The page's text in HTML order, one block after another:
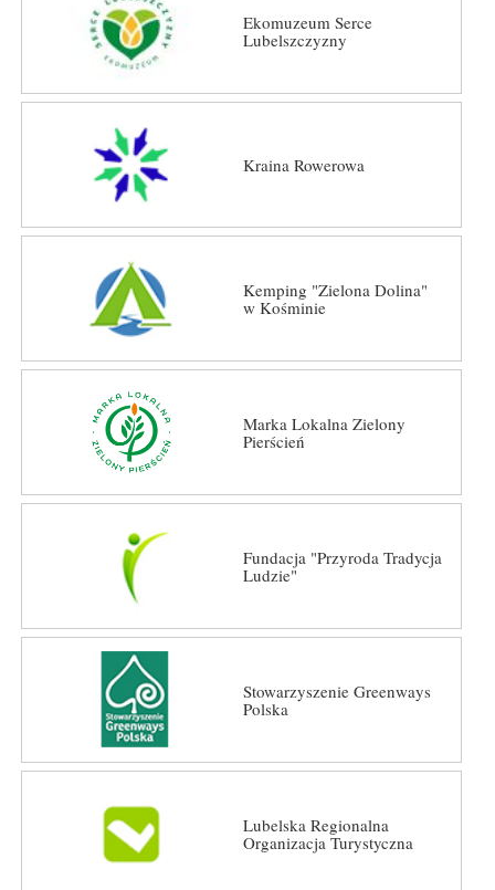
Ekomuzeum Serce
Lubelszczyzny
Kraina Rowerowa
Kemping "Zielona Dolina"
w Kośminie
Marka Lokalna Zielony
Pierścień
Fundacja "Przyroda Tradycja
Ludzie"
Stowarzyszenie Greenways
Polska
Lubelska Regionalna
Organizacja Turystyczna